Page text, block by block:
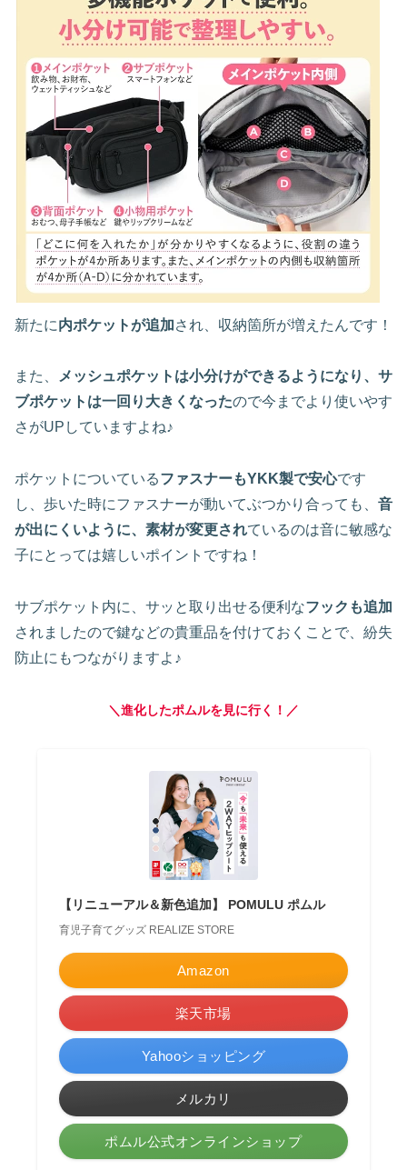
新たに内ポケットが追加され、収納箇所が増えたんです！
また、
メッシュポケットは小分けができるようになり、サ
ブポケットは一回り大きくなったので今までより使いやす
さがUPしていますよね♪
ポケットについているファスナーもYKK製で安心です
し、歩いた時にファスナーが動いてぶつかり合っても、 音
が出にくいように、素材が変更されているのは音に敏感な
子にとっては嬉しいポイントですね！
サブポケット内に、サッと取り出せる便利なフックも追加
されましたので鍵などの貴重品を付けておくことで、紛失
防止にもつながりますよ♪
＼進化したポムルを見に行く！／
【リニューアル＆新色追加】 POMULU ポムル
育児子育てグッズ REALIZE STORE
Amazon
楽天市場
Yahooショッピング
メルカリ
ポムル公式オンラインショップ